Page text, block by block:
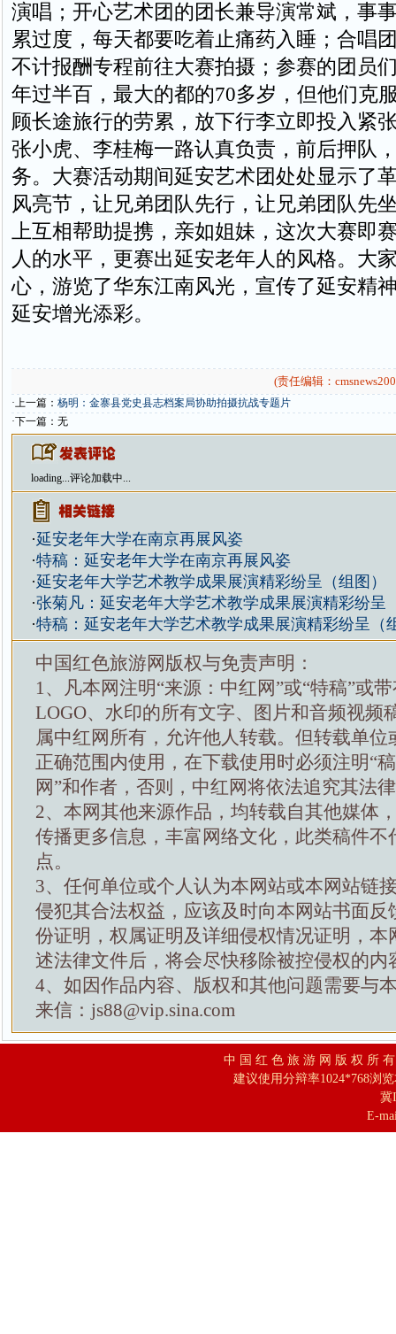
演唱；开心艺术团的团长兼导演常斌，事
累过度，每天都要吃着止痛药入睡；合唱
不计报酬专程前往大赛拍摄；参赛的团员
年过半百，最大的都的70多岁，但他们克
顾长途旅行的劳累，放下行李立即投入紧
张小虎、李桂梅一路认真负责，前后押队
务。大赛活动期间延安艺术团处处显示了
风亮节，让兄弟团队先行，让兄弟团队先
上互相帮助提携，亲如姐妹，这次大赛即
人的水平，更赛出延安老年人的风格。大
心，游览了华东江南风光，宣传了延安精
延安增光添彩。
(责任编辑：
·上一篇： 杨明：金寨县党史县志档案局协助拍摄抗战专题片
·下一篇：无
loading...评论加载中...
·延安老年大学在南京再展风姿
·特稿：延安老年大学在南京再展风姿
·延安老年大学艺术教学成果展演精彩纷呈（组图）
·张菊凡：延安老年大学艺术教学成果展演精彩纷呈
·特稿：延安老年大学艺术教学成果展演精彩纷呈（
中国红色旅游网版权与免责声明：
1、凡本网注明“来源：中红网”或“特稿”或
LOGO、水印的所有文字、图片和音频视频
属中红网所有，允许他人转载。但转载单位
正确范围内使用，在下载使用时必须注明“
网”和作者，否则，中红网将依法追究其法
2、本网其他来源作品，均转载自其他媒体
传播更多信息，丰富网络文化，此类稿件不
点。
3、任何单位或个人认为本网站或本网站链
侵犯其合法权益，应该及时向本网站书面反
份证明，权属证明及详细侵权情况证明，本
述法律文件后，将会尽快移除被控侵权的内
4、如因作品内容、版权和其他问题需要与
来信：js88@vip.sina.com
中 国 红 色 旅 游 网 版 权 所
建议使用分辩率1024*768浏
冀
E-